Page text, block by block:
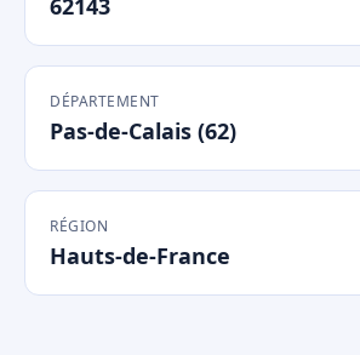
62143
DÉPARTEMENT
Pas-de-Calais (62)
RÉGION
Hauts-de-France